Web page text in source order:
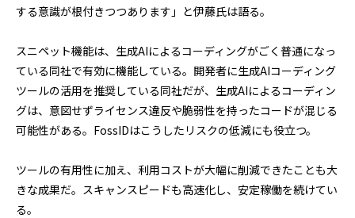
する意識が根付きつつあります」と伊藤氏は語る。
スニペット機能は、生成AIによるコーディングがごく普通になっ
ている同社で有効に機能している。開発者に生成AIコーディング
ツールの活用を推奨している同社だが、生成AIによるコーディン
グは、意図せずライセンス違反や脆弱性を持ったコードが混じる
可能性がある。FossIDはこうしたリスクの低減にも役立つ。
ツールの有用性に加え、利用コストが大幅に削減できたことも大
きな成果だ。スキャンスピードも高速化し、安定稼働を続けてい
る。